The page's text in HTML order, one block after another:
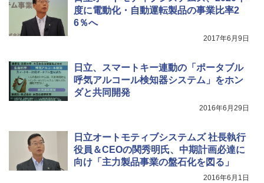
度に電動化・自動運転製品の事業比率2
6％へ
2017年6月9日
日立、スマートキー連動の「ポータブル
呼気アルコール検知器システム」をホン
ダと共同開発
2016年6月29日
日立オートモティブシステムズ 社長執行
役員＆CEOの関秀明氏、中期計画必達に
向け「主力製品事業の盤石化を図る」
2016年6月1日